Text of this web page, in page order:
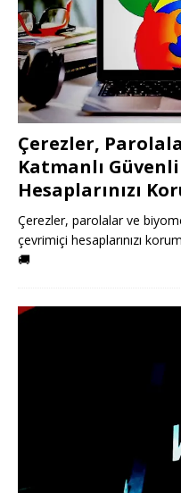
Çerezler,
Katmanlı
Hesaplarınızı
Çerezler, parolalar ve
çevrimiçi hesaplarınızı
🚚